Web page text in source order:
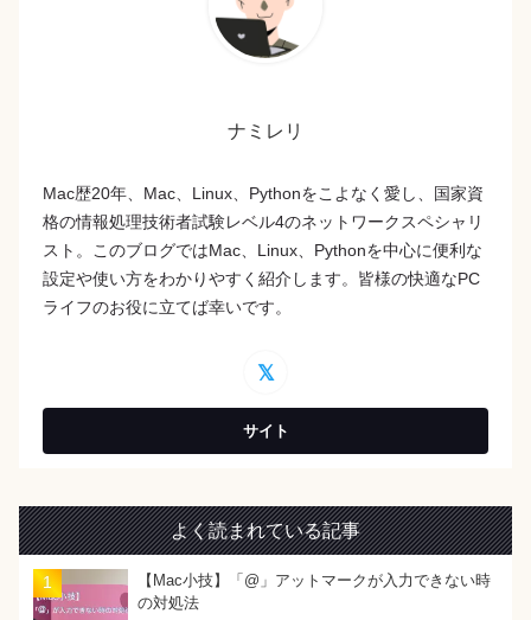
ナミレリ
Mac歴20年、Mac、Linux、Pythonをこよなく愛し、国家資
格の情報処理技術者試験レベル4のネットワークスペシャリ
スト。このブログではMac、Linux、Pythonを中心に便利な
設定や使い方をわかりやすく紹介します。皆様の快適なPC
ライフのお役に立てば幸いです。
よく読まれている記事
【Mac小技】「@」アットマークが入力できない時
の対処法